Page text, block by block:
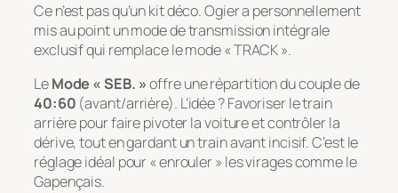
Ce n’est pas qu’un kit déco. Ogier a personnellement
mis au point un mode de transmission intégrale
exclusif qui remplace le mode « TRACK ».
LeMode « SEB. »offre une répartition du couple de
40:60 (avant/arrière). L’idée ? Favoriser le train
arrière pour faire pivoter la voiture et contrôler la
dérive, tout en gardant un train avant incisif. C’est le
réglage idéal pour « enrouler » les virages comme le
Gapençais.